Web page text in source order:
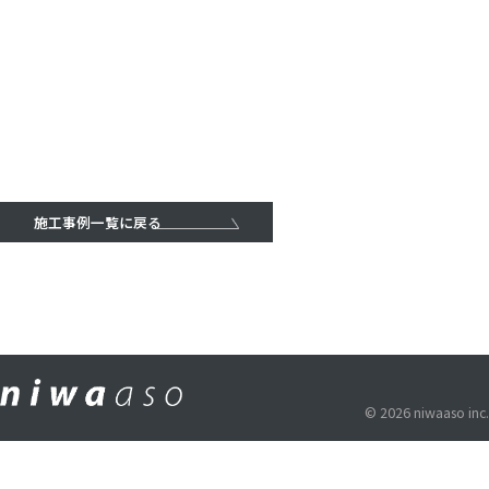
施工事例一覧に戻る
© 2026 niwaaso inc.